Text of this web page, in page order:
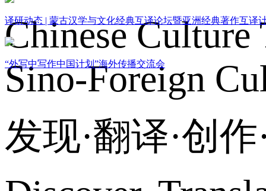
译研动态 | 蒙古汉学与文化经典互译论坛暨亚洲经典著作互译
“外写中写作中国计划”海外传播交流会
Chinese
Sino-Foreign
发现·翻译·创